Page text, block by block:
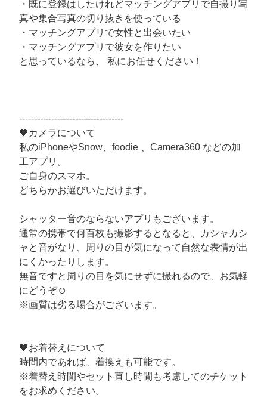
・既に登録はしたけれどマッチングアプリで自撮り写
真や集合写真の切り抜きを使っている
・マッチングアプリで女性と出会いたい
・マッチングアプリで彼女を作りたい
と思っているなら、 私にお任せください！
‐‐‐‐‐‐‐‐‐‐‐‐‐‐‐‐‐‐‐‐‐‐‐‐‐‐‐‐‐‐‐‐‐‐‐
🖤カメラについて
私のiPhoneやSnow、foodie 、Camera360 などの加
工アプリ。
ご自身のスマホ。
どちらかお選びいただけます。
シャッター音のならないアプリもございます。
通常の携帯で何百枚も撮影するとなると、カシャカシ
ャと音がなり、周りの目が気になって自然な表情が出
にくかったりします。
無音ですと周りの目を気にせずに撮れるので、お気軽
にどうぞ☺️
※画質は劣る場合がございます。
🖤お着替えについて
時間内であれば、着換えも可能です。
※着替え時間やセット直し時間も考慮してのチケット
をお求めください。